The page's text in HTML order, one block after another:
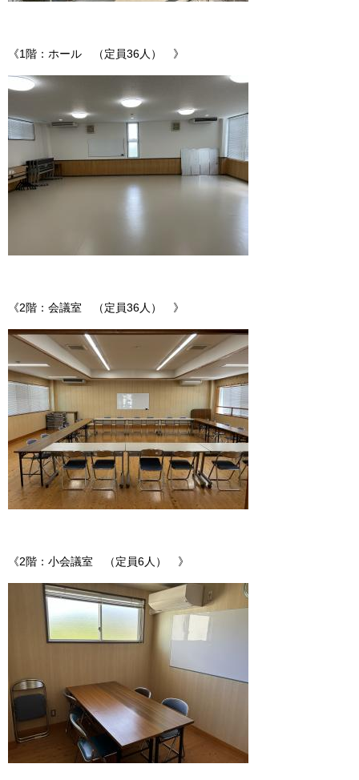
《1階：ホール （定員36人） 》
《2階：会議室 （定員36人） 》
《2階：小会議室 （定員6人） 》